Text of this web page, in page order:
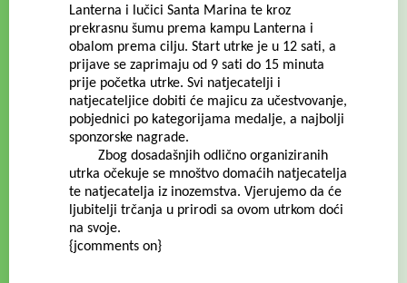
Lanterna i lučici Santa Marina te kroz
prekrasnu šumu prema kampu Lanterna i
obalom prema cilju. Start utrke je u 12 sati, a
prijave se zaprimaju od 9 sati do 15 minuta
prije početka utrke. Svi natjecatelji i
natjecateljice dobiti će majicu za učestvovanje,
pobjednici po kategorijama medalje, a najbolji
sponzorske nagrade.
Zbog dosadašnjih odlično organiziranih
utrka očekuje se mnoštvo domaćih natjecatelja
te natjecatelja iz inozemstva. Vjerujemo da će
ljubitelji trčanja u prirodi sa ovom utrkom doći
na svoje.
{jcomments on}